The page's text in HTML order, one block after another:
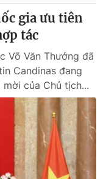
gia ưu tiên
tác
Võ Văn Thưởng đã
Candinas đang
của Chủ tịch...